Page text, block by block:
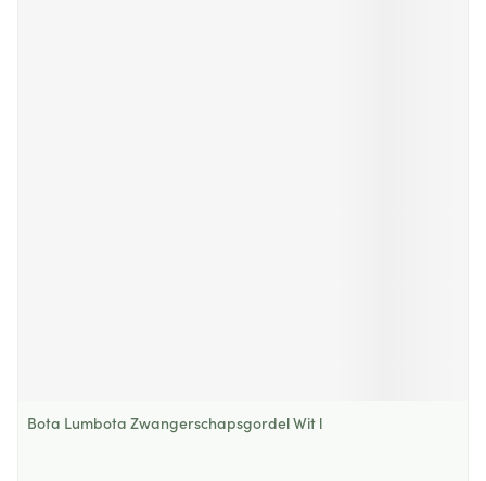
Bota Lumbota Zwangerschapsgordel Wit l